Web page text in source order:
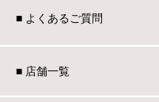
■ よくあるご質問
■ 店舗一覧